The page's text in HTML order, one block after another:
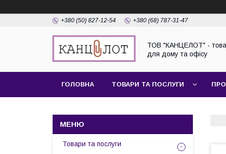
+380 (50) 827-12-54 +380 (68) 787-31-47
ТОВ "КАНЦЕЛОТ" -
для дому та офісу
ГОЛОВНА ТОВАРИ ТА ПОСЛУГИ
Товари та послуги